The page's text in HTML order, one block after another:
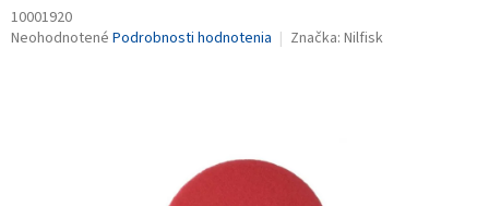
10001920
Priemerné
Neohodnotené Podrobnosti hodnotenia Značka: Nilfisk